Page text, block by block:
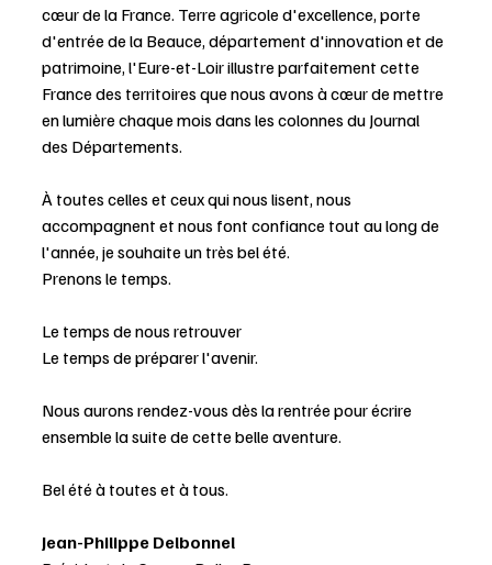
cœur de la France. Terre agricole d'excellence, porte
d'entrée de la Beauce, département d'innovation et de
patrimoine, l'Eure-et-Loir illustre parfaitement cette
France des territoires que nous avons à cœur de mettre
en lumière chaque mois dans les colonnes du Journal
des Départements.
À toutes celles et ceux qui nous lisent, nous
accompagnent et nous font confiance tout au long de
l'année, je souhaite un très bel été.
Prenons le temps.
Le temps de nous retrouver
Le temps de préparer l'avenir.
Nous aurons rendez-vous dès la rentrée pour écrire
ensemble la suite de cette belle aventure.
Bel été à toutes et à tous.
Jean-Philippe Delbonnel